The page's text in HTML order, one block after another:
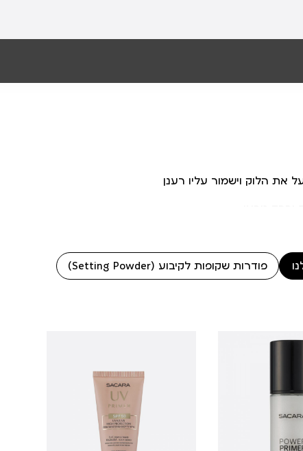
את הלוק וישמור עליו רענן
וברק טבעי.
פודרות שקופות לקיבוע (Setting Powder)